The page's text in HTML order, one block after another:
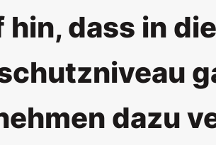
hin, dass in
dazu